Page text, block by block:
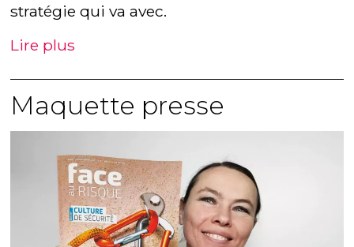
stratégie qui va avec.
Lire plus
Maquette presse